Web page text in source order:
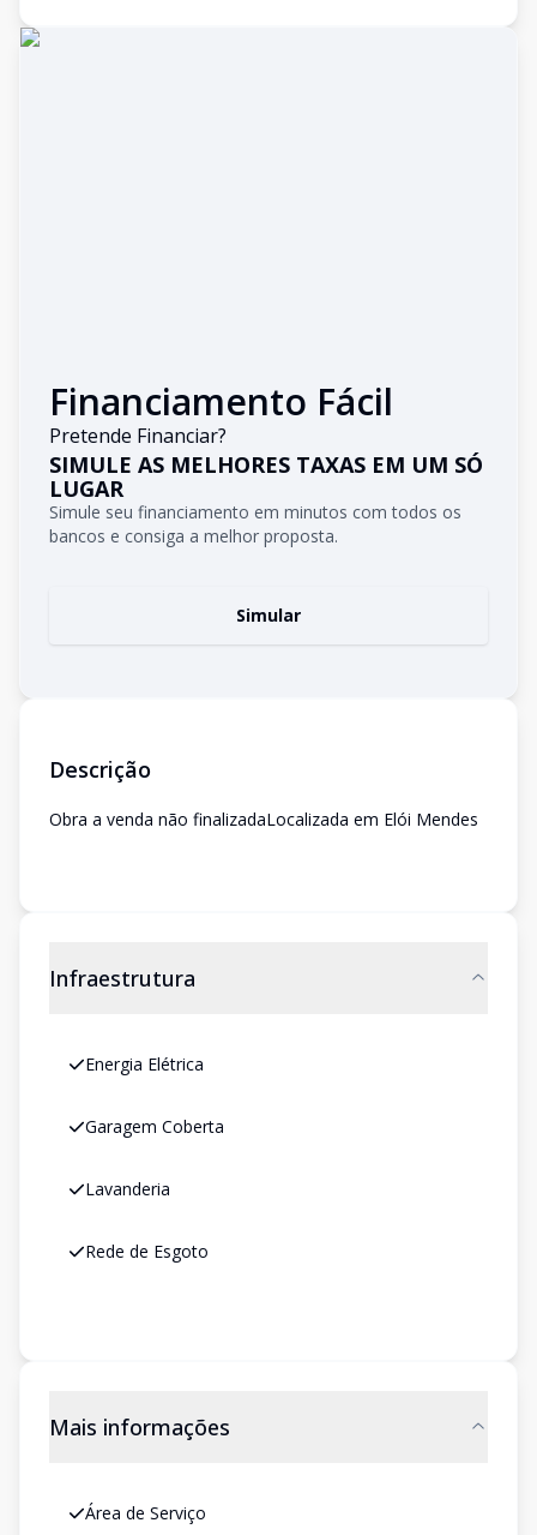
Financiamento Fácil
Pretende Financiar?
SIMULE AS MELHORES TAXAS EM UM SÓ
LUGAR
Simule seu financiamento em minutos com todos os
bancos e consiga a melhor proposta.
Simular
Descrição
Obra a venda não finalizadaLocalizada em Elói Mendes
Infraestrutura
Energia Elétrica
Garagem Coberta
Lavanderia
Rede de Esgoto
Mais informações
Área de Serviço